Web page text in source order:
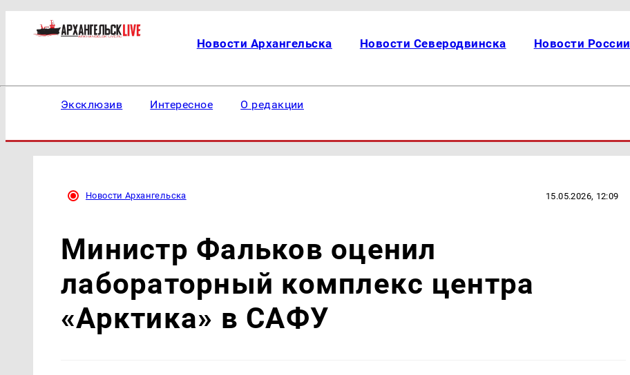
Новости Архангельска Новости Северодвинска Новости России
Эксклюзив Интересное О редакции
Новости Архангельска 15.05.2026, 12:09
Министр Фальков оценил
лабораторный комплекс центра
«Арктика» в САФУ